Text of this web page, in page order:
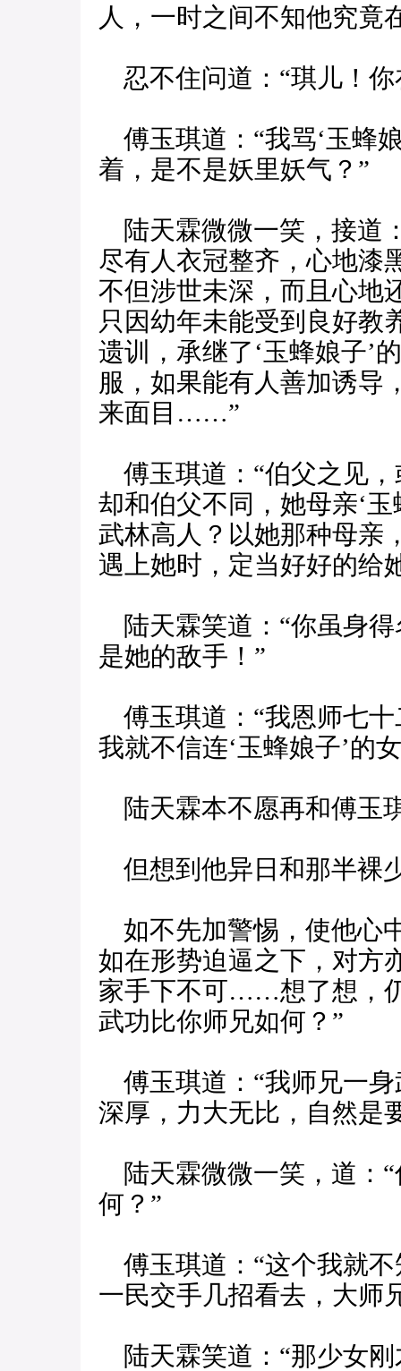
人，一时之间不知他究竟
忍不住问道：“琪儿！你
傅玉琪道：“我骂‘玉蜂
着，是不是妖里妖气？”
陆天霖微微一笑，接道
尽有人衣冠整齐，心地漆
不但涉世未深，而且心地
只因幼年未能受到良好教
遗训，承继了‘玉蜂娘子’
服，如果能有人善加诱导
来面目……”
傅玉琪道：“伯父之见
却和伯父不同，她母亲‘
武林高人？以她那种母亲
遇上她时，定当好好的给
陆天霖笑道：“你虽身
是她的敌手！”
傅玉琪道：“我恩师七十
我就不信连‘玉蜂娘子’的
陆天霖本不愿再和傅玉
但想到他异日和那半裸
如不先加警惕，使他心
如在形势迫逼之下，对方
家手下不可……想了想，
武功比你师兄如何？”
傅玉琪道：“我师兄一
深厚，力大无比，自然是
陆天霖微微一笑，道：“
何？”
傅玉琪道：“这个我就不
一民交手几招看去，大师
陆天霖笑道：“那少女